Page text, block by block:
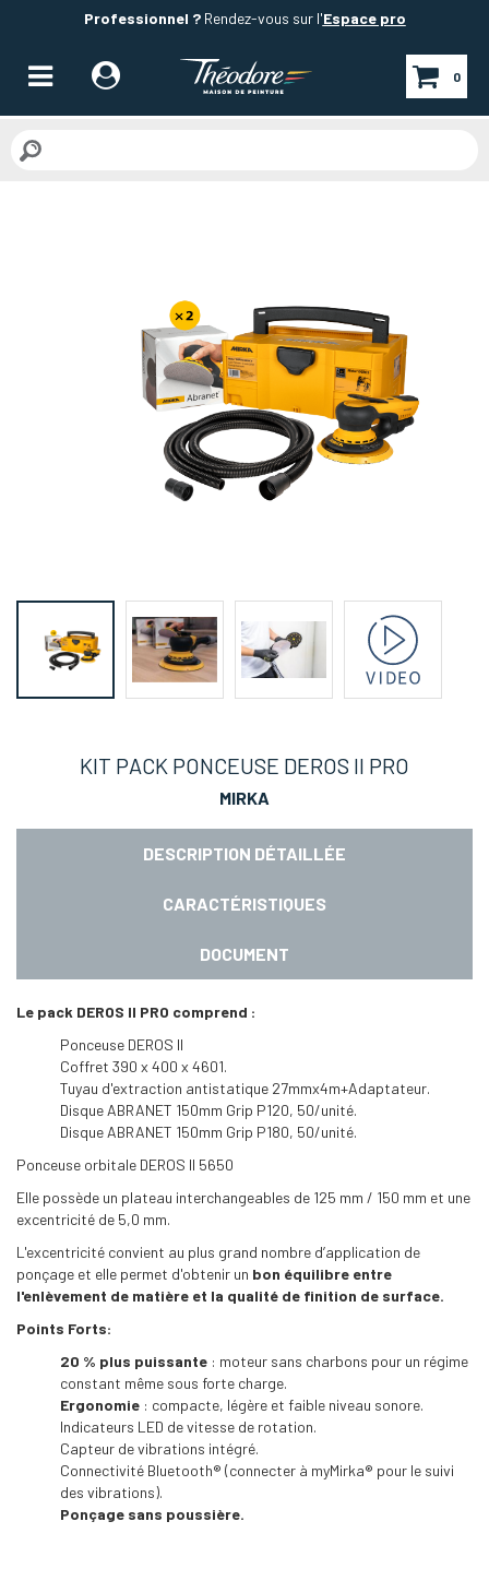
Professionnel ?Rendez-vous sur l'Espace pro
0
KIT PACK PONCEUSE DEROS II PRO
MIRKA
DESCRIPTION DÉTAILLÉE
CARACTÉRISTIQUES
DOCUMENT
Le pack DEROS II PRO comprend :
Ponceuse DEROS II
Coffret 390 x 400 x 4601.
Tuyau d'extraction antistatique 27mmx4m+Adaptateur.
Disque ABRANET 150mm Grip P120, 50/unité.
Disque ABRANET 150mm Grip P180, 50/unité.
Ponceuse orbitale DEROS II 5650
Elle possède un plateau interchangeables de 125 mm / 150 mm et une
excentricité de 5,0 mm.
L'excentricité convient au plus grand nombre d’application de
ponçage et elle permet d'obtenir un bon équilibre entre
l'enlèvement de matière et la qualité de finition de surface.
Points Forts:
20 % plus puissante : moteur sans charbons pour un régime
constant même sous forte charge.
Ergonomie : compacte, légère et faible niveau sonore.
Indicateurs LED de vitesse de rotation.
Capteur de vibrations intégré.
Connectivité Bluetooth® (connecter à myMirka® pour le suivi
des vibrations).
Ponçage sans poussière.